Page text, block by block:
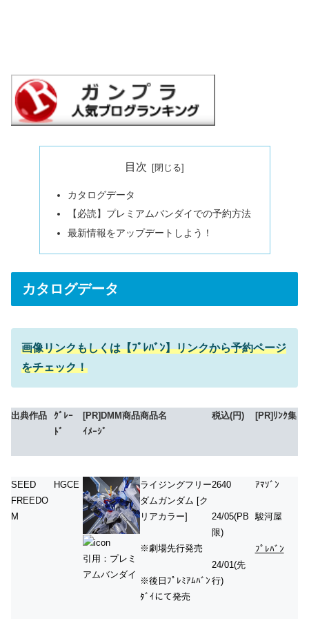
目次
カタログデータ
【必読】プレミアムバンダイでの予約方法
最新情報をアップデートしよう！
カタログデータ
画像リンクもしくは【ﾌﾟﾚﾊﾞﾝ】リンクから予約ページ
をチェック！
出典作品
ｸﾞﾚｰ
ﾄﾞ
[PR]DMM商品
ｲﾒｰｼﾞ
商品名 税込(円) [PR]ﾘﾝｸ集
SEED
FREEDO
M
HGCE
引用：プレミ
アムバンダイ
ライジングフリー
ダムガンダム [ク
リアカラー]
※劇場先行発売
※後日ﾌﾟﾚﾐｱﾑﾊﾞﾝ
ﾀﾞｲにて発売
2640
24/05(PB
限)
24/01(先
行)
ｱﾏｿﾞﾝ
駿河屋
ﾌﾟﾚﾊﾞﾝ